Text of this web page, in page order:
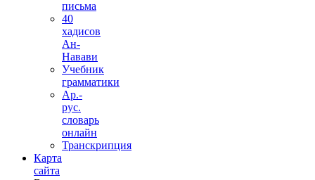
письма
40
хадисов
Ан-
Навави
Учебник
грамматики
Ар.-
рус.
словарь
онлайн
Транскрипция
Карта
сайта